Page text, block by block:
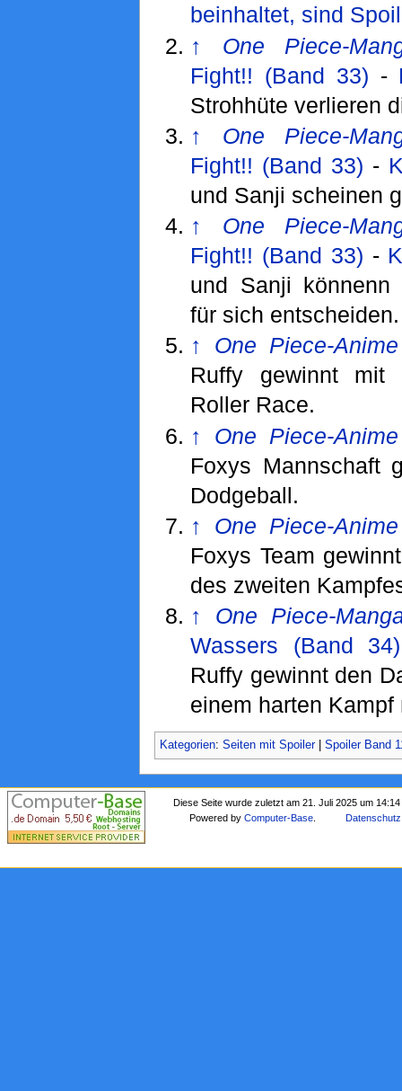
beinhaltet, sind
↑
One Piece-
Fight!! (Band 33) -
Strohhüte verlieren
↑
One Piece-
Fight!! (Band 33) -
und Sanji scheinen
↑
One Piece-
Fight!! (Band 33) -
und Sanji
für sich entscheiden.
↑
One Piece-Anime
Ruffy gewinnt mit
Roller Race.
↑
One Piece-Anime
Foxys Mannschaft
Dodgeball.
↑
One Piece-Anime
Foxys Team
des zweiten
↑
One Piece-
Wassers (Band 34)
Ruffy gewinnt den
einem harten Kampf
Kategorien: Seiten mit Spoiler| Spoiler Band
Diese Seite wurde zuletzt am 21. Juli 2025 um
Powered byComputer-Base Datenschutz